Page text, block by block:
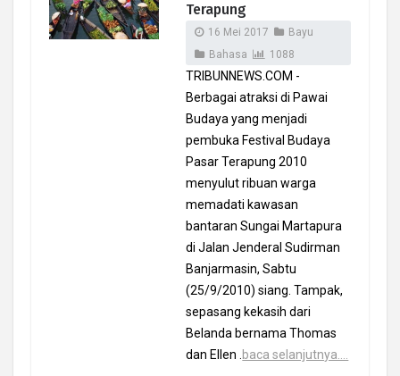
Terapung
16 Mei 2017
Bayu
Bahasa
1088
TRIBUNNEWS.COM -
Berbagai atraksi di Pawai
Budaya yang menjadi
pembuka Festival Budaya
Pasar Terapung 2010
menyulut ribuan warga
memadati kawasan
bantaran Sungai Martapura
di Jalan Jenderal Sudirman
Banjarmasin, Sabtu
(25/9/2010) siang. Tampak,
sepasang kekasih dari
Belanda bernama Thomas
dan Ellen . baca selanjutnya....